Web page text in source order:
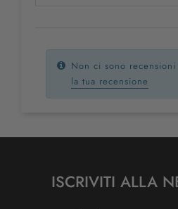
Non ci sono
la tua recensione
ISCRIVITI ALLA